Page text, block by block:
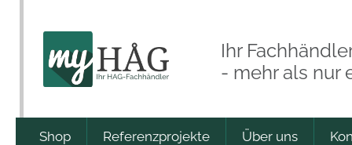
Ihr
- mehr als nur
Shop Referenzprojekte Über uns